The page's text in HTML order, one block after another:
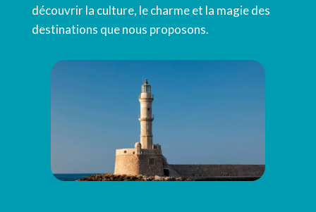
découvrir la culture, le charme et la magie des
destinations que nous proposons.